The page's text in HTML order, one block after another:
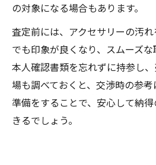
の対象になる場合もあります。
査定前には、アクセサリーの汚
でも印象が良くなり、スムーズな
本人確認書類を忘れずに持参し
場も調べておくと、交渉時の参
準備をすることで、安心して納
きるでしょう。